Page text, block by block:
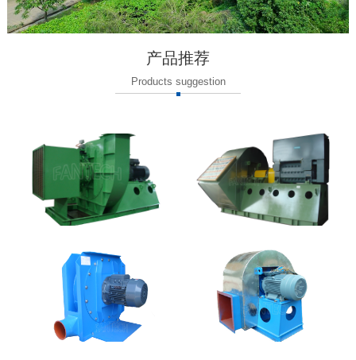
产品推荐
Products suggestion